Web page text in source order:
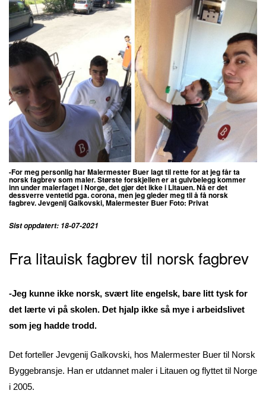
-For meg personlig har Malermester Buer lagt til rette for at jeg får ta
norsk fagbrev som maler. Største forskjellen er at gulvbelegg kommer
inn under malerfaget i Norge, det gjør det ikke i Litauen. Nå er det
dessverre ventetid pga. corona, men jeg gleder meg til å få norsk
fagbrev. Jevgenij Galkovski, Malermester Buer Foto: Privat
Sist oppdatert: 18-07-2021
Fra litauisk fagbrev til norsk fagbrev
-Jeg kunne ikke norsk, svært lite engelsk, bare litt tysk for
det lærte vi på skolen. Det hjalp ikke så mye i arbeidslivet
som jeg hadde trodd.
Det forteller Jevgenij Galkovski, hos Malermester Buer til Norsk
Byggebransje. Han er utdannet maler i Litauen og flyttet til Norge
i 2005.